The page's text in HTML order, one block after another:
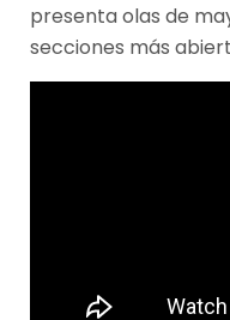
presenta olas de
secciones más